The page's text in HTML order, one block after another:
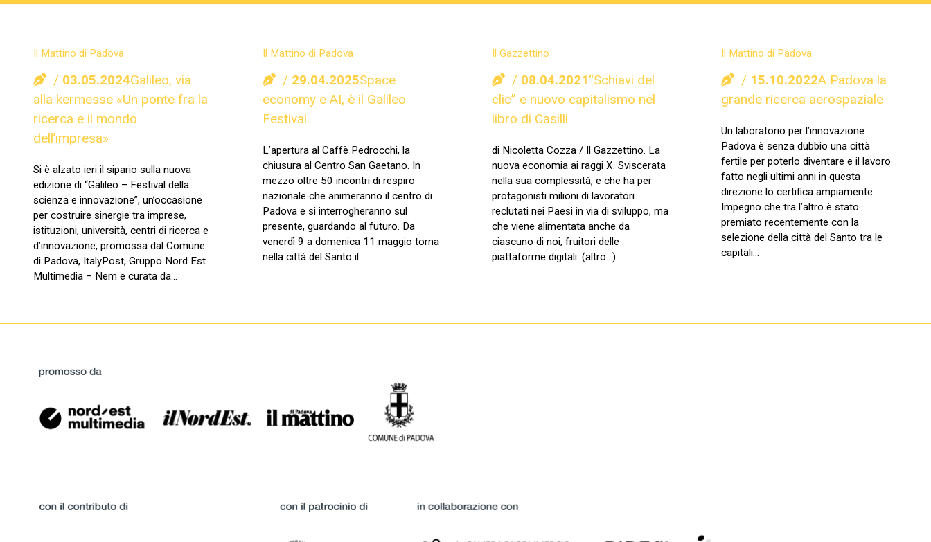
Il Mattino di Padova
03.05.2024Galileo, via
alla kermesse «Un ponte fra la
ricerca e il mondo
dell’impresa»
Si è alzato ieri il sipario sulla nuova
edizione di “Galileo – Festival della
scienza e innovazione”, un’occasione
per costruire sinergie tra imprese,
istituzioni, università, centri di ricerca e
d’innovazione, promossa dal Comune
di Padova, ItalyPost, Gruppo Nord Est
Multimedia – Nem e curata da…
Il Mattino di Padova
29.04.2025Space
economy e AI, è il Galileo
Festival
L’apertura al Caffè Pedrocchi, la
chiusura al Centro San Gaetano. In
mezzo oltre 50 incontri di respiro
nazionale che animeranno il centro di
Padova e si interrogheranno sul
presente, guardando al futuro. Da
venerdì 9 a domenica 11 maggio torna
nella città del Santo il…
Il Gazzettino
08.04.2021“Schiavi del
clic” e nuovo capitalismo nel
libro di Casilli
di Nicoletta Cozza / Il Gazzettino. La
nuova economia ai raggi X. Sviscerata
nella sua complessità, e che ha per
protagonisti milioni di lavoratori
reclutati nei Paesi in via di sviluppo, ma
che viene alimentata anche da
ciascuno di noi, fruitori delle
piattaforme digitali. (altro…)
Il Mattino di Padova
15.10.2022A Padova la
grande ricerca aerospaziale
Un laboratorio per l’innovazione.
Padova è senza dubbio una città
fertile per poterlo diventare e il lavoro
fatto negli ultimi anni in questa
direzione lo certifica ampiamente.
Impegno che tra l’altro è stato
premiato recentemente con la
selezione della città del Santo tra le
capitali…